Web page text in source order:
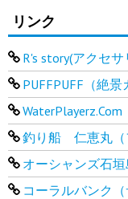
リンク
R's story(アクセサ
PUFFPUFF（絶景
WaterPlayerz.Com
釣り船 仁恵丸（
オーシャンズ石
コーラルバンク